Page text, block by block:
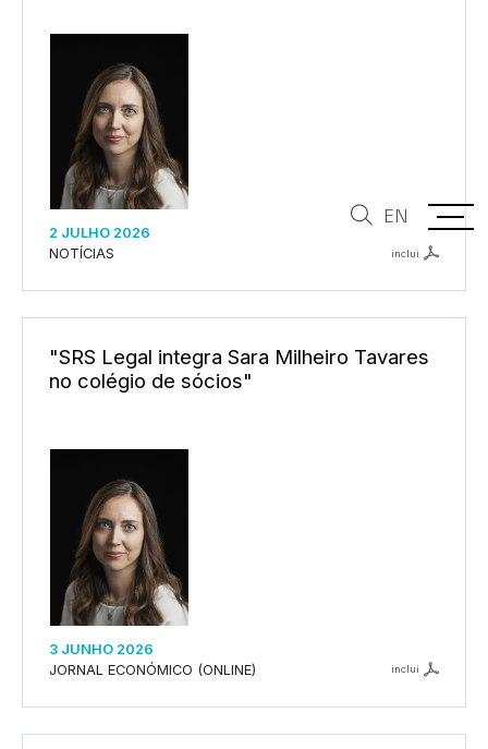
EN
2 JULHO 2026
NOTÍCIAS
inclui
"SRS Legal integra Sara Milheiro Tavares
no colégio de sócios"
3 JUNHO 2026
JORNAL ECONÓMICO (ONLINE)
inclui